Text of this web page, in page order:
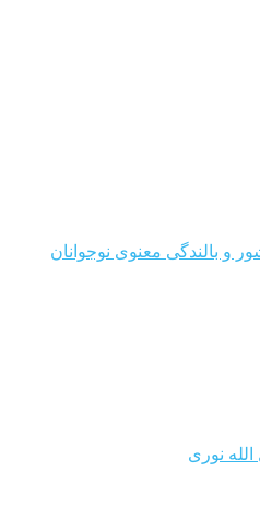
و بالندگی معنوی نوجوانان
نوری